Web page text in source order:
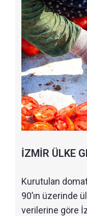
İZMİR ÜLKE
Kurutulan
90’ın üzerinde
verilerine göre